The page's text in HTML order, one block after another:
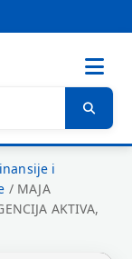
i
/ MAJA
AKTIVA,